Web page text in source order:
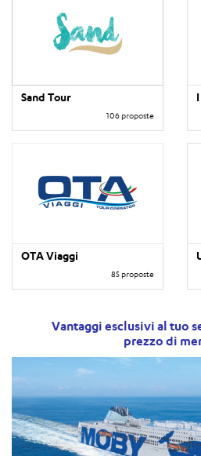
Sand Tour
106 proposte
OTA Viaggi
85 proposte
Vantaggi esclusivi al tuo
prezzo di